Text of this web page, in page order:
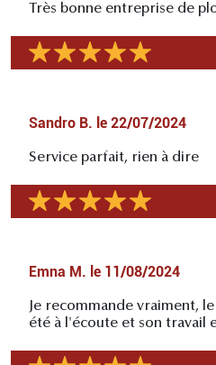
Très bonne entreprise de
Sandro B. le 22/07/2024
Service parfait, rien à dire
Emna M. le 11/08/2024
Je recommande vraiment,
été à l'écoute et son travail